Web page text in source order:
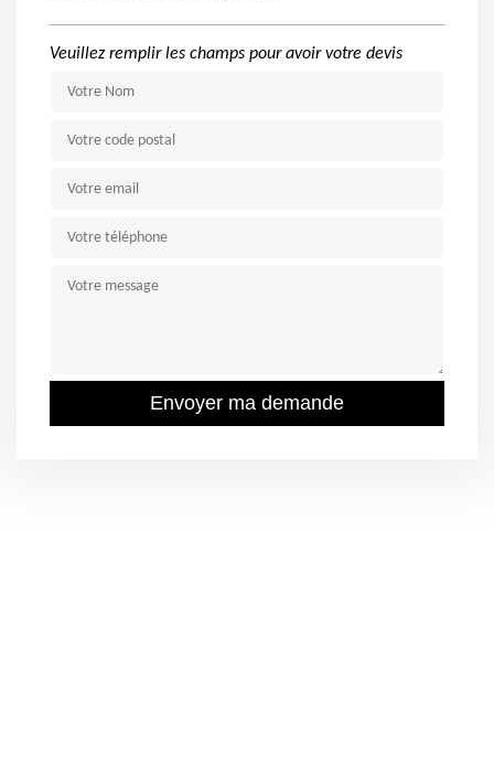
Veuillez remplir les champs pour avoir votre devis